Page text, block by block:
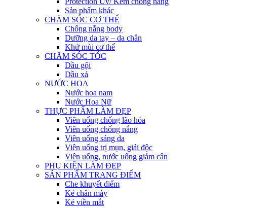
Sản phẩm khác
CHĂM SÓC CƠ THỂ
Chống nắng body
Dưỡng da tay – da chân
Khử mùi cơ thể
CHĂM SÓC TÓC
Dầu gội
Dầu xả
NƯỚC HOA
Nước hoa nam
Nước Hoa Nữ
THỰC PHẨM LÀM ĐẸP
Viên uống chống lão hóa
Viên uống chống nắng
Viên uống sáng da
Viên uống trị mụn, giải độc
Viên uống, nước uống giảm cân
PHỤ KIỆN LÀM ĐẸP
SẢN PHẨM TRANG ĐIỂM
Che khuyết điểm
Kẻ chân mày
Kẻ viền mắt